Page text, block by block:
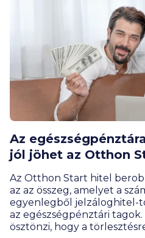
Az
jól jöhet az Otthon
Az Otthon Start hitel
az az összeg, amelyet a
egyenlegből jelzáloghitel-
az egészségpénztári tagok.
ösztönzi, hogy a